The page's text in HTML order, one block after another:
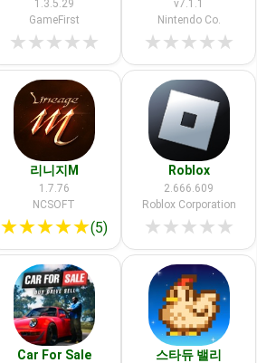
1.3.5.29
GameFirst
★★★★★
v7.1.1
Nintendo Co.
★★★★★
리니지M
1.7.76
NCSOFT
★★★★★(5)
Roblox
2.666.609
Roblox Corporation
★★★★★
Car For Sale
스타듀 밸리